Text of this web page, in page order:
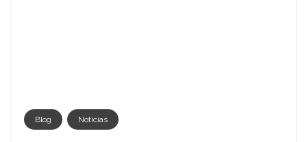
Blog Noticias